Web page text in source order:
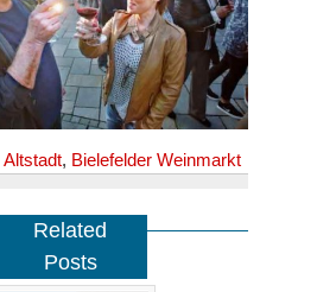
Altstadt, Bielefelder Weinmarkt
Related
Posts